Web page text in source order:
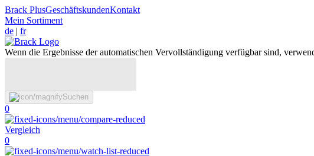
Brack PlusGeschäftskundenKontakt
Mein Sortiment
de | fr
Wenn die Ergebnisse der automatischen Vervollständigung verfügbar sind,
Suchen
0
Vergleich
0